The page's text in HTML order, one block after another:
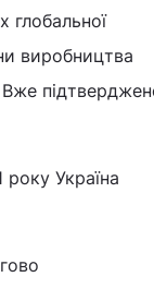
глобальної
виробництва
Вже
Україна